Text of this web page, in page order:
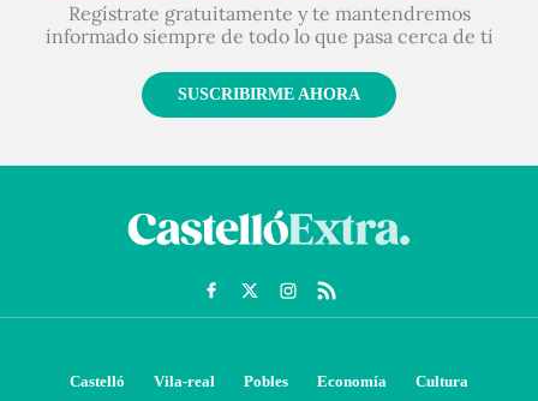
Regístrate gratuitamente y te mantendremos
informado siempre de todo lo que pasa cerca de ti
SUSCRIBIRME AHORA
Castelló Vila-real Pobles Economía
Cultura